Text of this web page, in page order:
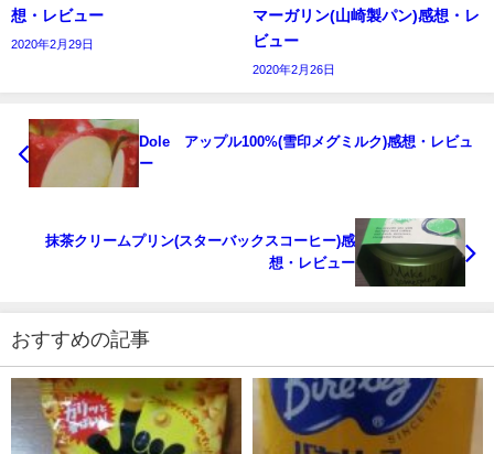
想・レビュー
2020年2月29日
マーガリン(山崎製パン)感想・レ
ビュー
2020年2月26日
Dole®アップル100%(雪印メグミルク)感想・レビュ
ー
抹茶クリームプリン(スターバックスコーヒー)感
想・レビュー
おすすめの記事